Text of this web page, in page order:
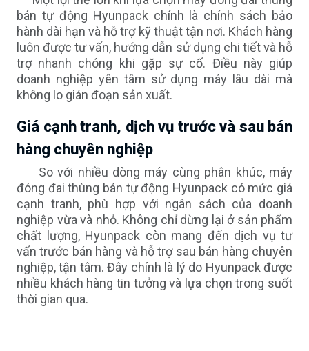
bán tự động Hyunpack chính là chính sách bảo
hành dài hạn và hỗ trợ kỹ thuật tận nơi. Khách hàng
luôn được tư vấn, hướng dẫn sử dụng chi tiết và hỗ
trợ nhanh chóng khi gặp sự cố. Điều này giúp
doanh nghiệp yên tâm sử dụng máy lâu dài mà
không lo gián đoạn sản xuất.
Giá cạnh tranh, dịch vụ trước và sau bán
hàng chuyên nghiệp
So với nhiều dòng máy cùng phân khúc, máy
đóng đai thùng bán tự động Hyunpack có mức giá
cạnh tranh, phù hợp với ngân sách của doanh
nghiệp vừa và nhỏ. Không chỉ dừng lại ở sản phẩm
chất lượng, Hyunpack còn mang đến dịch vụ tư
vấn trước bán hàng và hỗ trợ sau bán hàng chuyên
nghiệp, tận tâm. Đây chính là lý do Hyunpack được
nhiều khách hàng tin tưởng và lựa chọn trong suốt
thời gian qua.